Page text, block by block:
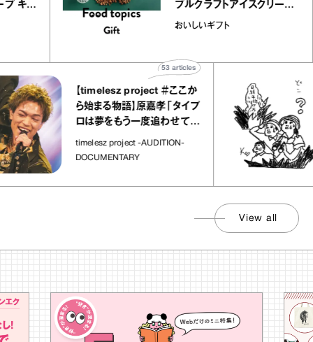
クレープ キャ
ブルクラフトアイスクリ
｜真野知子の「おいしい
おいしいギフト
【timelesz project ＃ここか
ら始まる物語】原嘉孝「タイプ
ロは夢をもう一度追わせてく
れた場所」
timelesz project -AUDITION-
DOCUMENTARY
articles
View all